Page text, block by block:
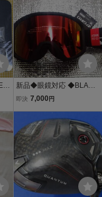
50ryu-緑金5-
新品◆眼鏡対応 ◆BLACK
◆ミラー ◆GIRO ◆ゴー
◆ジロ ◆男女◆ASIAN
FIT◆ BLOK VIVID EMBE
R ◆VIVIDレンズ
即決 7,000 円